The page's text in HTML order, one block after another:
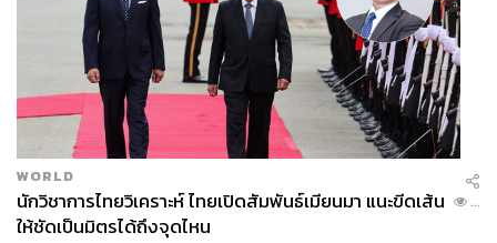
WORLD
นักวิชาการไทยวิเคราะห์ ไทยเปิดสัมพันธ์เมียนมา แนะขีดเส้น
ให้ชัดเป็นมิตรได้ถึงจุดไหน
...